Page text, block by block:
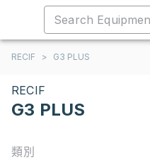
RECIF > G3 PLUS
RECIF
G3 PLUS
類別